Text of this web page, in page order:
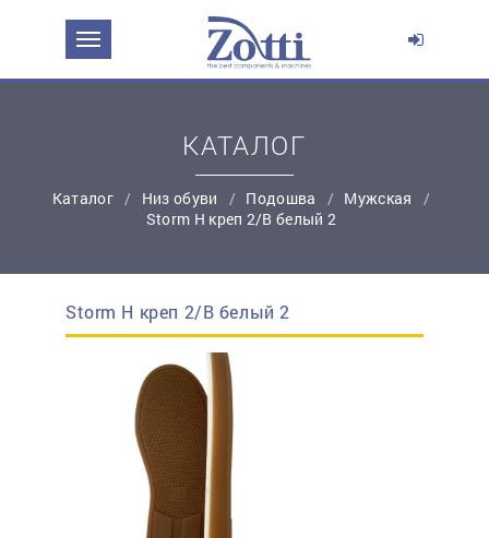
КАТАЛОГ
Каталог Низ обуви Подошва
Мужская
Storm Н креп 2/В белый 2
Storm Н креп 2/В белый 2
ЗАДАТЬ ВОПРОС О ПРОДУКТЕ
Эл. почта: *
Контактный телефон:*